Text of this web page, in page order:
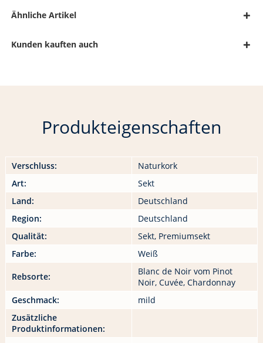
Ähnliche Artikel
Kunden kauften auch
Produkteigenschaften
Verschluss:
Naturkork
Art:
Sekt
Land:
Deutschland
Region:
Deutschland
Qualität:
Sekt, Premiumsekt
Farbe:
Weiß
Rebsorte:
Blanc de Noir vom Pinot
Noir, Cuvée, Chardonnay
Geschmack:
mild
Zusätzliche
Produktinformationen: